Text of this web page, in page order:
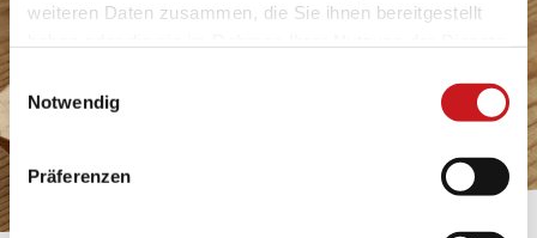
weiteren Daten zusammen, die Sie ihnen bereitgestellt
Datenschutzhinweisen
mehr darüber, wer wir sind, wie
personenbezogene Daten verarbeiten. Hier geht’s zum
Impressum.
Einwilligungsauswahl
Notwendig
Präferenzen